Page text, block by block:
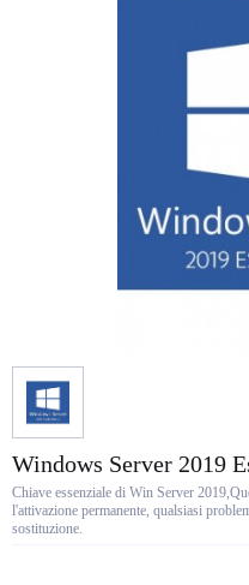
Windows Server 2019
Chiave essenziale di Win Server
l'attivazione permanente, qualsiasi
sostituzione.